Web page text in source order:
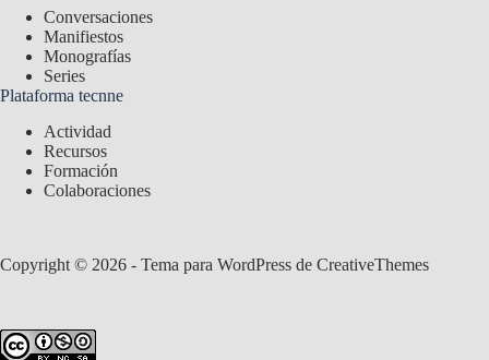
Conversaciones
Manifiestos
Monografías
Series
Plataforma tecnne
Actividad
Recursos
Formación
Colaboraciones
Copyright © 2026 - Tema para WordPress de CreativeThemes